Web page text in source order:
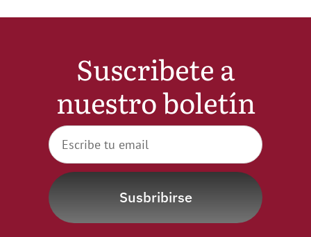
WooCommerce My Account
WooCommerce Cart
Suscribete a
nuestro boletín
Susbribirse